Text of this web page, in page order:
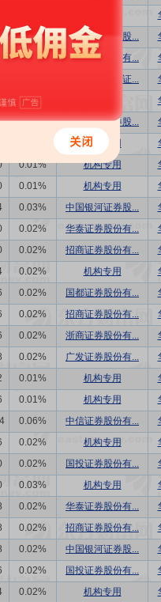
0.02% 中国银河证券股...
0.02% 中信证券股份有...
中国中金财富证...
0.01%
0.01% 中信建投证券股...
机构专用
0.01% 机构专用
0.01% 机构专用
0.03% 中国银河证券股...
0.02% 华泰证券股份有...
0.02% 招商证券股份有...
0.02% 机构专用
0.02% 国都证券股份有...
0.02% 招商证券股份有...
0.02% 浙商证券股份有...
0.02% 广发证券股份有...
0.01% 机构专用
0.01% 机构专用
0.06% 中信证券股份有...
0.02% 机构专用
0.02% 国投证券股份有...
0.03% 机构专用
0.02% 华泰证券股份有...
0.02% 招商证券股份有...
0.02% 中国银河证券股...
0.02% 国投证券股份有...
0.02% 机构专用